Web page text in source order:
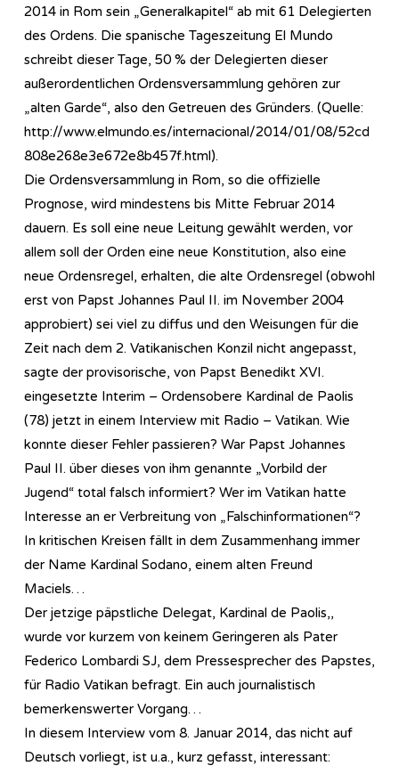
2014 in Rom sein „Generalkapitel“ ab mit 61 Delegierten
des Ordens. Die spanische Tageszeitung El Mundo
schreibt dieser Tage, 50 % der Delegierten dieser
außerordentlichen Ordensversammlung gehören zur
„alten Garde“, also den Getreuen des Gründers. (Quelle:
http://www.elmundo.es/internacional/2014/01/08/52cd
808e268e3e672e8b457f.html).
Die Ordensversammlung in Rom, so die offizielle
Prognose, wird mindestens bis Mitte Februar 2014
dauern. Es soll eine neue Leitung gewählt werden, vor
allem soll der Orden eine neue Konstitution, also eine
neue Ordensregel, erhalten, die alte Ordensregel (obwohl
erst von Papst Johannes Paul II. im November 2004
approbiert) sei viel zu diffus und den Weisungen für die
Zeit nach dem 2. Vatikanischen Konzil nicht angepasst,
sagte der provisorische, von Papst Benedikt XVI.
eingesetzte Interim – Ordensobere Kardinal de Paolis
(78) jetzt in einem Interview mit Radio – Vatikan. Wie
konnte dieser Fehler passieren? War Papst Johannes
Paul II. über dieses von ihm genannte „Vorbild der
Jugend“ total falsch informiert? Wer im Vatikan hatte
Interesse an er Verbreitung von „Falschinformationen“?
In kritischen Kreisen fällt in dem Zusammenhang immer
der Name Kardinal Sodano, einem alten Freund
Maciels…
Der jetzige päpstliche Delegat, Kardinal de Paolis,,
wurde vor kurzem von keinem Geringeren als Pater
Federico Lombardi SJ, dem Pressesprecher des Papstes,
für Radio Vatikan befragt. Ein auch journalistisch
bemerkenswerter Vorgang…
In diesem Interview vom 8. Januar 2014, das nicht auf
Deutsch vorliegt, ist u.a., kurz gefasst, interessant: